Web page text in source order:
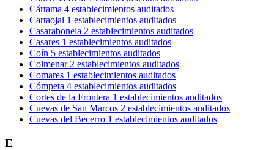
Cártama 4 establecimientos auditados
Cartaojal 1 establecimientos auditados
Casarabonela 2 establecimientos auditados
Casares 1 establecimientos auditados
Coín 5 establecimientos auditados
Colmenar 2 establecimientos auditados
Comares 1 establecimientos auditados
Cómpeta 4 establecimientos auditados
Cortes de la Frontera 1 establecimientos auditados
Cuevas de San Marcos 2 establecimientos auditados
Cuevas del Becerro 1 establecimientos auditados
E